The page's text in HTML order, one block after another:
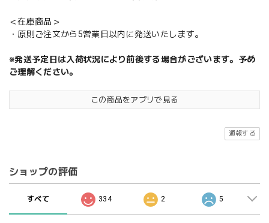
＜在庫商品＞
・原則ご注文から5営業日以内に発送いたします。
※発送予定日は入荷状況により前後する場合がございます。予め
ご理解ください。
この商品をアプリで見る
通報する
ショップの評価
すべて 334 2 5